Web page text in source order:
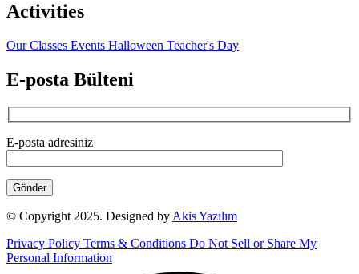
Activities
Our Classes Events Halloween Teacher's Day
E-posta Bülteni
E-posta adresiniz
© Copyright 2025. Designed by Akis Yazılım
Privacy Policy Terms & Conditions Do Not Sell or Share My
Personal Information